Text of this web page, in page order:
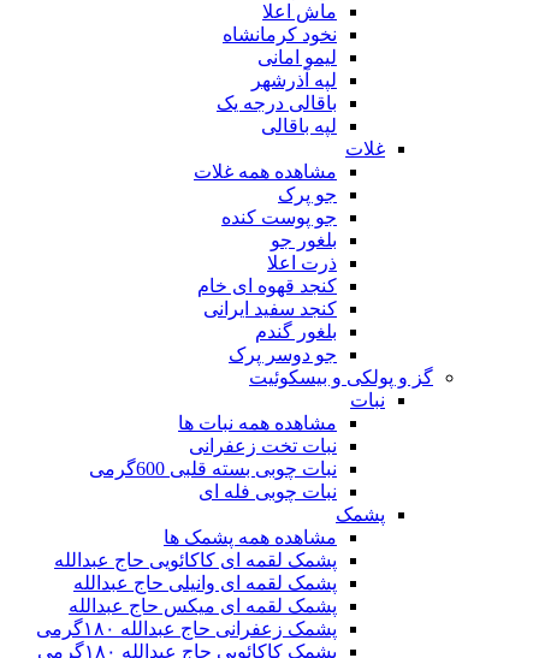
ماش اعلا
نخود کرمانشاه
لیمو امانی
لپه آذرشهر
باقالی درجه یک
لپه باقالی
غلات
مشاهده همه غلات
جو پرک
جو پوست کنده
بلغور جو
ذرت اعلا
کنجد قهوه ای خام
کنجد سفید ایرانی
بلغور گندم
جو دوسر پرک
گز و پولکی و بیسکوئیت
نبات
مشاهده همه نبات ها
نبات تخت زعفرانی
نبات چوبی بسته قلبی 600گرمی
نبات چوبی فله ای
پشمک
مشاهده همه پشمک ها
پشمک لقمه ای کاکائویی حاج عبدالله
پشمک لقمه ای وانیلی حاج عبدالله
پشمک لقمه ای میکس حاج عبدالله
پشمک زعفرانی حاج عبدالله ۱۸۰گرمی
پشمک کاکائویی حاج عبدالله ۱۸۰گرمی